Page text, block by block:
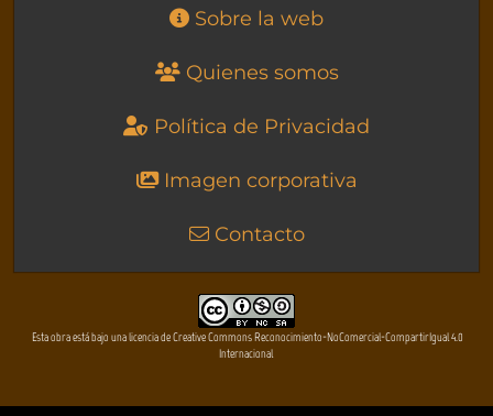
Sobre la web
Quienes somos
Política de Privacidad
Imagen corporativa
Contacto
Esta obra está bajo una licencia de Creative Commons Reconocimiento-NoComercial-CompartirIgual 4.0
Internacional